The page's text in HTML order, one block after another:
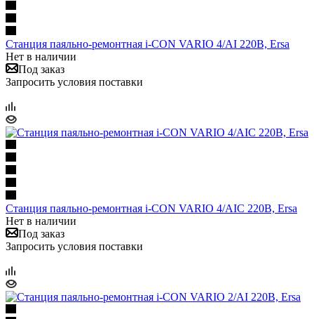
Станция паяльно-ремонтная i-CON VARIO 4/AI 220В, Ersa
Нет в наличии
Под заказ
Запросить условия поставки
Станция паяльно-ремонтная i-CON VARIO 4/AIC 220В, Ersa
Нет в наличии
Под заказ
Запросить условия поставки